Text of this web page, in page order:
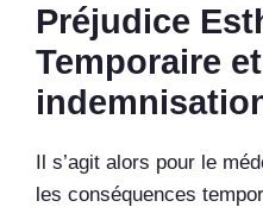
Préjudice
Temporaire et
Il s’agit alors pour le
les conséquences